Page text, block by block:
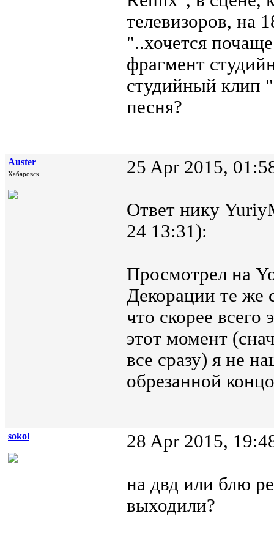
телевизоров, на
"..хочется
фрагмент
студийный клип
песня?
Auster
Хабаровск 25 Apr 2015,
Ответ нику
24 13:31):
Просмотрел на
Декорации те же
что скорее
этот момент
все сразу) я не
обрезанной
sokol 28 Apr 2015,
на двд или блю
выходили?